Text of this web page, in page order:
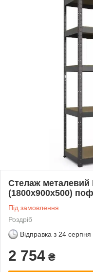
Стелаж
(1800х900х500)
Під замовлення
Роздріб
Відправка з 24 серпня
2 754 ₴